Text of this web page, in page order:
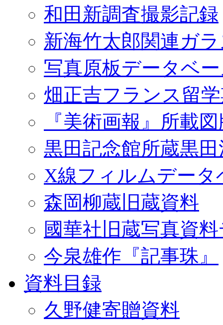
和田新調査撮影記録
新海竹太郎関連ガ
写真原板データベ
畑正吉フランス留
『美術画報』所載
黒田記念館所蔵黒
X線フィルムデータ
森岡柳蔵旧蔵資料
國華社旧蔵写真資
今泉雄作『記事珠』
資料目録
久野健寄贈資料